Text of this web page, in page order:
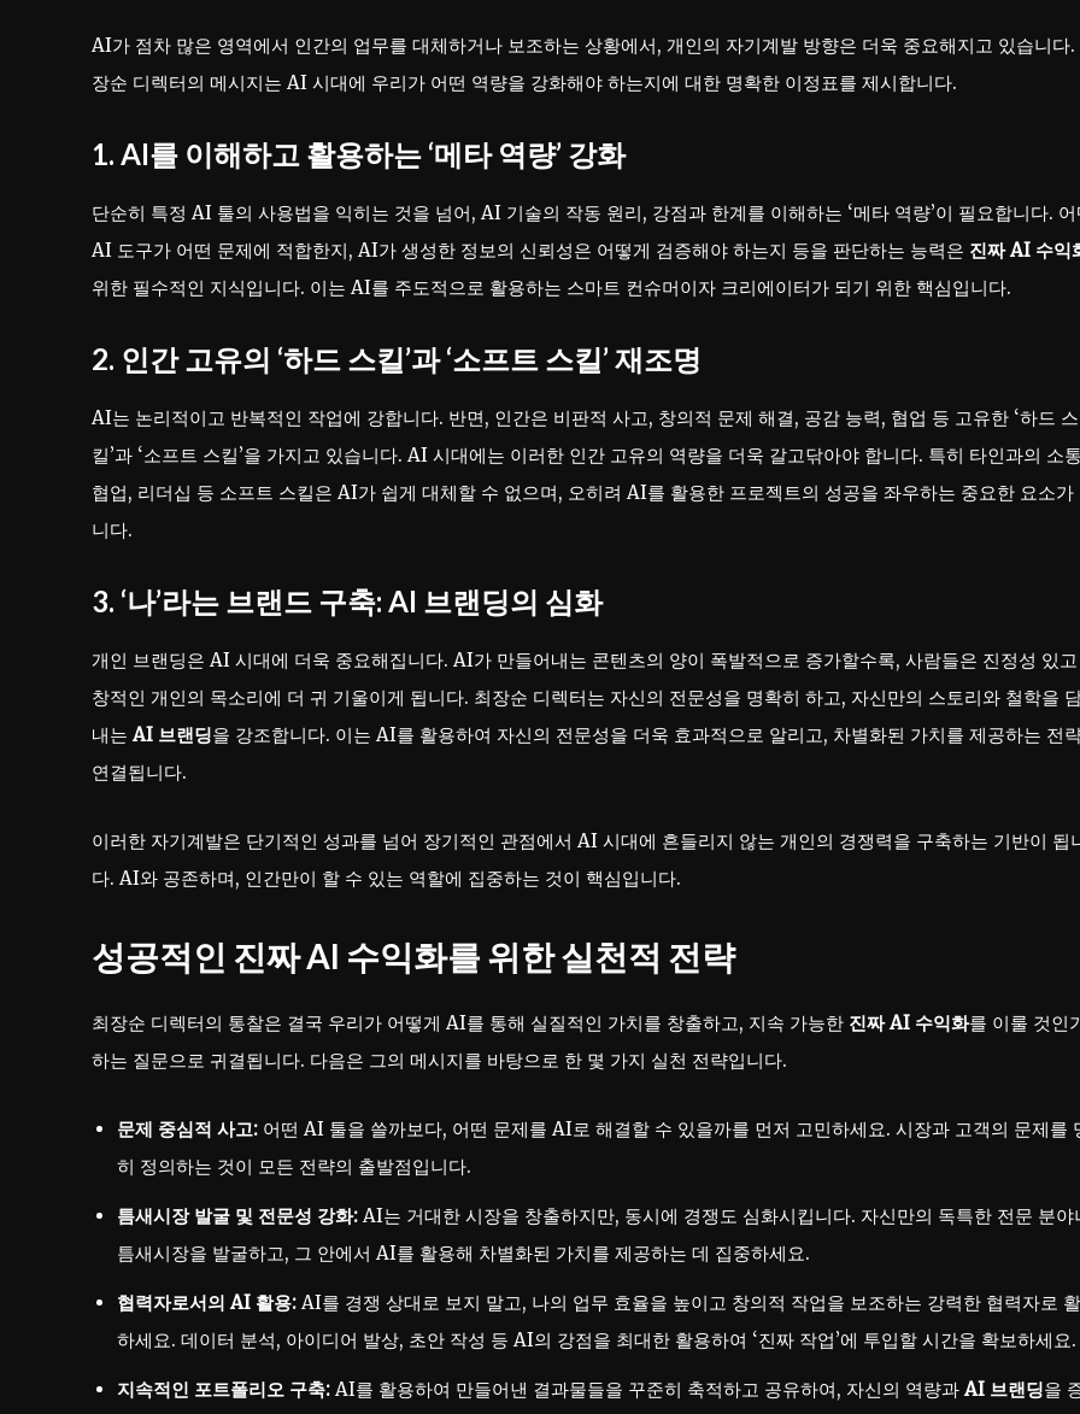
AI가 점차 많은 영역에서 인간의 업무를 대체하거나 보조하는 상황에서, 개인의 자기계발 방향은 더욱 중요해지고 있습니다.
장순 디렉터의 메시지는 AI 시대에 우리가 어떤 역량을 강화해야 하는지에 대한 명확한 이정표를 제시합니다.
1. AI를 이해하고 활용하는 ‘메타 역량’ 강화
단순히 특정 AI 툴의 사용법을 익히는 것을 넘어, AI 기술의 작동 원리, 강점과 한계를 이해하는 ‘메타 역량’이 필요합니다. 어
AI 도구가 어떤 문제에 적합한지, AI가 생성한 정보의 신뢰성은 어떻게 검증해야 하는지 등을 판단하는 능력은 진짜 AI 수익
위한 필수적인 지식입니다. 이는 AI를 주도적으로 활용하는 스마트 컨슈머이자 크리에이터가 되기 위한 핵심입니다.
2. 인간 고유의 ‘하드 스킬’과 ‘소프트 스킬’ 재조명
AI는 논리적이고 반복적인 작업에 강합니다. 반면, 인간은 비판적 사고, 창의적 문제 해결, 공감 능력, 협업 등 고유한 ‘하드 스
킬’과 ‘소프트 스킬’을 가지고 있습니다. AI 시대에는 이러한 인간 고유의 역량을 더욱 갈고닦아야 합니다. 특히 타인과의 소
협업, 리더십 등 소프트 스킬은 AI가 쉽게 대체할 수 없으며, 오히려 AI를 활용한 프로젝트의 성공을 좌우하는 중요한 요소가
니다.
3. ‘나’라는 브랜드 구축: AI 브랜딩의 심화
개인 브랜딩은 AI 시대에 더욱 중요해집니다. AI가 만들어내는 콘텐츠의 양이 폭발적으로 증가할수록, 사람들은 진정성 있
창적인 개인의 목소리에 더 귀 기울이게 됩니다. 최장순 디렉터는 자신의 전문성을 명확히 하고, 자신만의 스토리와 철학을
내는 AI 브랜딩을 강조합니다. 이는 AI를 활용하여 자신의 전문성을 더욱 효과적으로 알리고, 차별화된 가치를 제공하는 전
연결됩니다.
이러한 자기계발은 단기적인 성과를 넘어 장기적인 관점에서 AI 시대에 흔들리지 않는 개인의 경쟁력을 구축하는 기반이 됩
다. AI와 공존하며, 인간만이 할 수 있는 역할에 집중하는 것이 핵심입니다.
성공적인 진짜 AI 수익화를 위한 실천적 전략
최장순 디렉터의 통찰은 결국 우리가 어떻게 AI를 통해 실질적인 가치를 창출하고, 지속 가능한 진짜 AI 수익화를 이룰 것인
하는 질문으로 귀결됩니다. 다음은 그의 메시지를 바탕으로 한 몇 가지 실천 전략입니다.
문제 중심적 사고: 어떤 AI 툴을 쓸까보다, 어떤 문제를 AI로 해결할 수 있을까를 먼저 고민하세요. 시장과 고객의 문제를
히 정의하는 것이 모든 전략의 출발점입니다.
틈새시장 발굴 및 전문성 강화: AI는 거대한 시장을 창출하지만, 동시에 경쟁도 심화시킵니다. 자신만의 독특한 전문 분야
틈새시장을 발굴하고, 그 안에서 AI를 활용해 차별화된 가치를 제공하는 데 집중하세요.
협력자로서의 AI 활용: AI를 경쟁 상대로 보지 말고, 나의 업무 효율을 높이고 창의적 작업을 보조하는 강력한 협력자로
하세요. 데이터 분석, 아이디어 발상, 초안 작성 등 AI의 강점을 최대한 활용하여 ‘진짜 작업’에 투입할 시간을 확보하세요.
지속적인 포트폴리오 구축: AI를 활용하여 만들어낸 결과물들을 꾸준히 축적하고 공유하여, 자신의 역량과 AI 브랜딩을